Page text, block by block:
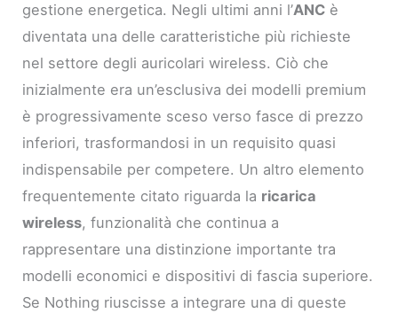
gestione energetica. Negli ultimi anni l’ANC è
diventata una delle caratteristiche più richieste
nel settore degli auricolari wireless. Ciò che
inizialmente era un’esclusiva dei modelli premium
è progressivamente sceso verso fasce di prezzo
inferiori, trasformandosi in un requisito quasi
indispensabile per competere. Un altro elemento
frequentemente citato riguarda la ricarica
wireless, funzionalità che continua a
rappresentare una distinzione importante tra
modelli economici e dispositivi di fascia superiore.
Se Nothing riuscisse a integrare una di queste